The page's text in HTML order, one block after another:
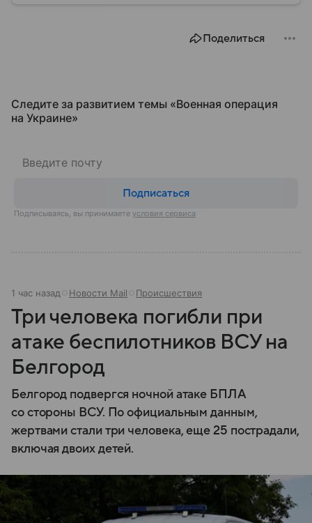
Поделиться
Следите за развитием темы «Военная операция
на Украине»
Подписаться
Подписываясь, вы принимаете условия сервиса
1 час назад Новости Mail Происшествия
Три человека погибли при
атаке беспилотников ВСУ на
Белгород
Белгород подвергся ночной атаке БПЛА
со стороны ВСУ. По официальным данным,
жертвами стали три человека, еще 25 пострадали,
включая двоих детей.